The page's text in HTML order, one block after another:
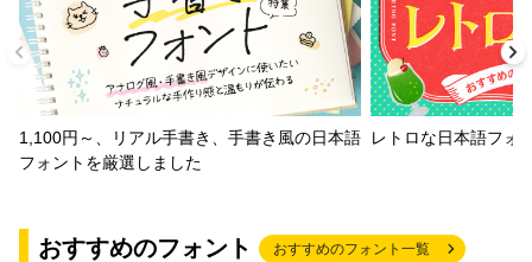
1,100円～、リアル手書き、手書き風の日本語
フォントを厳選しました
レトロな日本語フォ
おすすめのフォント おすすめのフォント一覧